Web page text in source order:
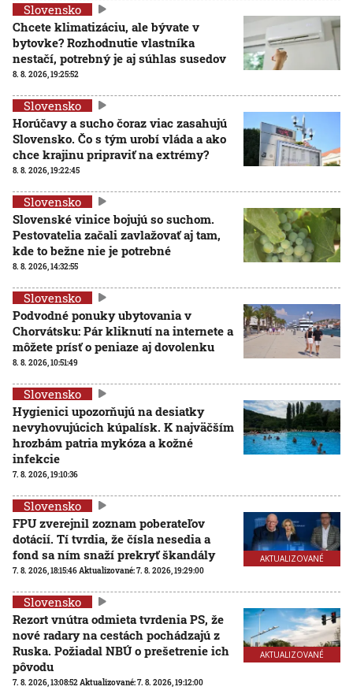
Slovensko
Chcete klimatizáciu, ale bývate v
bytovke? Rozhodnutie vlastníka
nestačí, potrebný je aj súhlas susedov
8. 8. 2026, 19:25:52
Slovensko
Horúčavy a sucho čoraz viac zasahujú
Slovensko. Čo s tým urobí vláda a ako
chce krajinu pripraviť na extrémy?
8. 8. 2026, 19:22:45
Slovensko
Slovenské vinice bojujú so suchom.
Pestovatelia začali zavlažovať aj tam,
kde to bežne nie je potrebné
8. 8. 2026, 14:32:55
Slovensko
Podvodné ponuky ubytovania v
Chorvátsku: Pár kliknutí na internete a
môžete prísť o peniaze aj dovolenku
8. 8. 2026, 10:51:49
Slovensko
Hygienici upozorňujú na desiatky
nevyhovujúcich kúpalísk. K najväčším
hrozbám patria mykóza a kožné
infekcie
7. 8. 2026, 19:10:36
AKTUALIZOVANÉ
Slovensko
FPU zverejnil zoznam poberateľov
dotácií. Tí tvrdia, že čísla nesedia a
fond sa ním snaží prekryť škandály
7. 8. 2026, 18:15:46Aktualizované:7. 8. 2026, 19:29:00
AKTUALIZOVANÉ
Slovensko
Rezort vnútra odmieta tvrdenia PS, že
nové radary na cestách pochádzajú z
Ruska. Požiadal NBÚ o prešetrenie ich
pôvodu
7. 8. 2026, 13:08:52Aktualizované:7. 8. 2026, 19:12:00